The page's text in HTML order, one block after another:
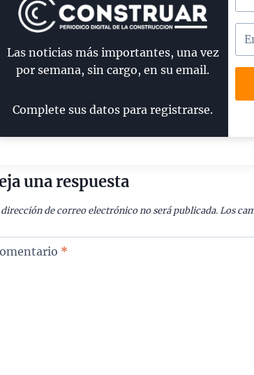
Las noticias más importantes, una vez
por semana, sin cargo, en su email.
Complete sus datos para registrarse.
una respuesta
dirección de correo electrónico no será publicada. Los
*